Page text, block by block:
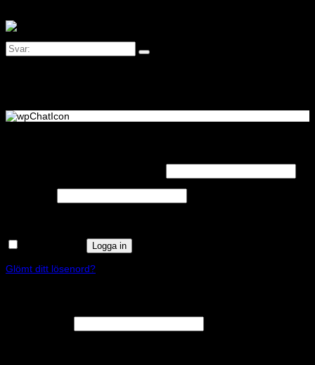
Logga in
Glömt ditt lösenord?